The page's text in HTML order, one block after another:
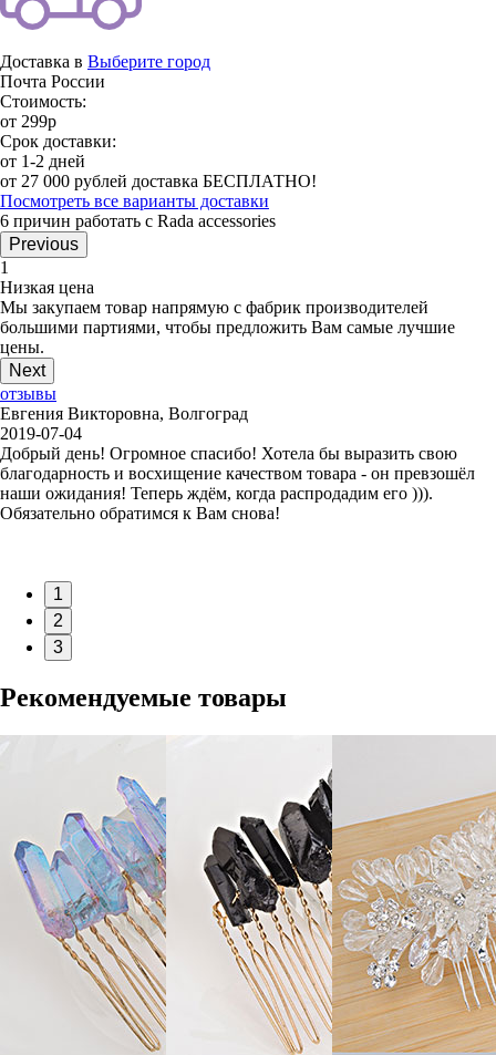
Доставка в Выберите город
Почта России
Стоимость:
от 299р
Срок доставки:
от 1-2 дней
от 27 000 рублей доставка БЕСПЛАТНО!
Посмотреть все варианты доставки
6 причин работать с Rada accessories
Previous
1
Низкая цена
Мы закупаем товар напрямую с фабрик производителей
большими партиями, чтобы предложить Вам самые лучшие
цены.
Next
отзывы
Евгения Викторовна, Волгоград
2019-07-04
Добрый день! Огромное спасибо! Хотела бы выразить свою
благодарность и восхищение качеством товара - он превзошёл
наши ожидания! Теперь ждём, когда распродадим его ))).
Обязательно обратимся к Вам снова!
1
2
3
Рекомендуемые товары